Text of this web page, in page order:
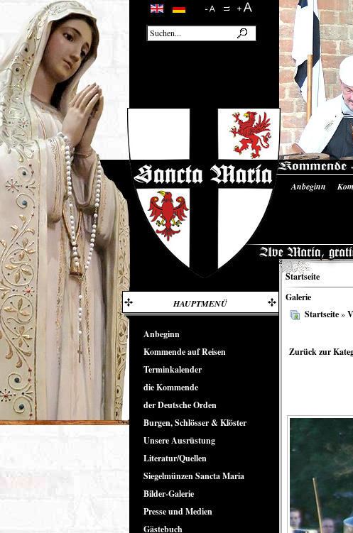
Anbeginn
Startseite
HAUPTMENÜ
Anbeginn
Kommende auf Reisen
Terminkalender
die Kommende
der Deutsche Orden
Burgen, Schlösser & Klöster
Unsere Ausrüstung
Literatur/Quellen
Siegelmünzen Sancta Maria
Bilder-Galerie
Presse und Medien
Gästebuch
Galerie
Startseite»
Zurück zur